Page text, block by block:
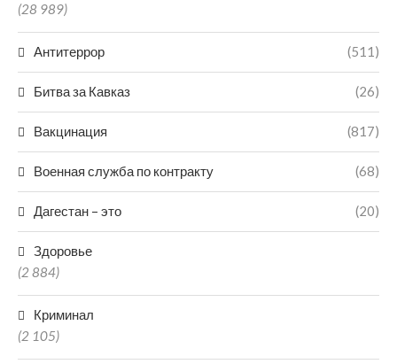
(28 989)
Антитеррор (511)
Битва за Кавказ (26)
Вакцинация (817)
Военная служба по контракту (68)
Дагестан – это (20)
Здоровье
(2 884)
Криминал
(2 105)